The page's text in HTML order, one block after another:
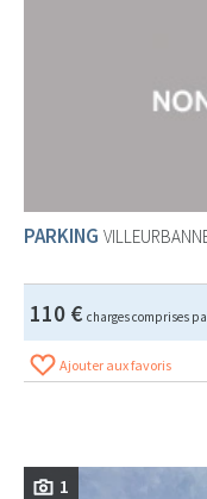
PARKING
110 € charges comprises
Ajouter aux favoris
1